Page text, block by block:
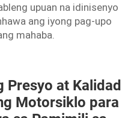
upuan na idinisenyo
ang iyong pag-upo
mahaba.
Presyo at Kalidad
Motorsiklo para